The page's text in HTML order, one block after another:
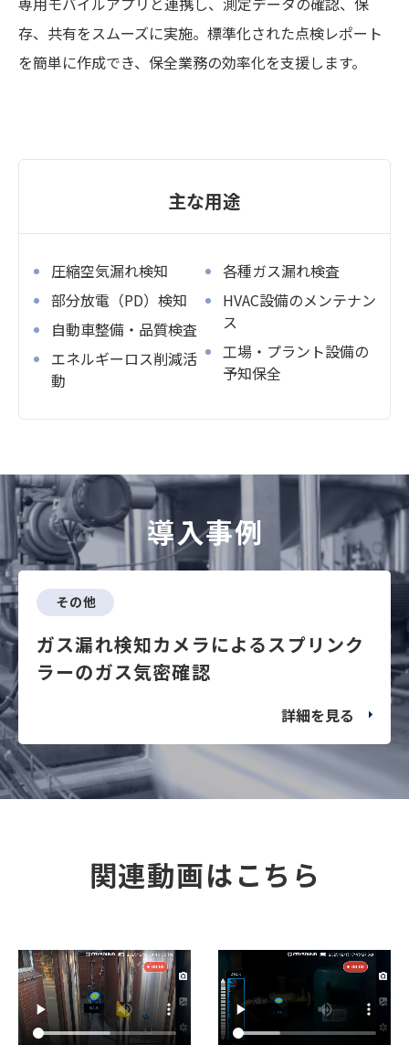
存、共有をスムーズに実施。標準化された点検レポート
を簡単に作成でき、保全業務の効率化を支援します。
主な用途
圧縮空気漏れ検知
部分放電（PD）検知
自動車整備・品質検査
エネルギーロス削減活
動
各種ガス漏れ検査
HVAC設備のメンテナン
ス
工場・プラント設備の
予知保全
導入事例
その他
ガス漏れ検知カメラによるスプリンク
ラーのガス気密確認
詳細を見る
関連動画はこちら